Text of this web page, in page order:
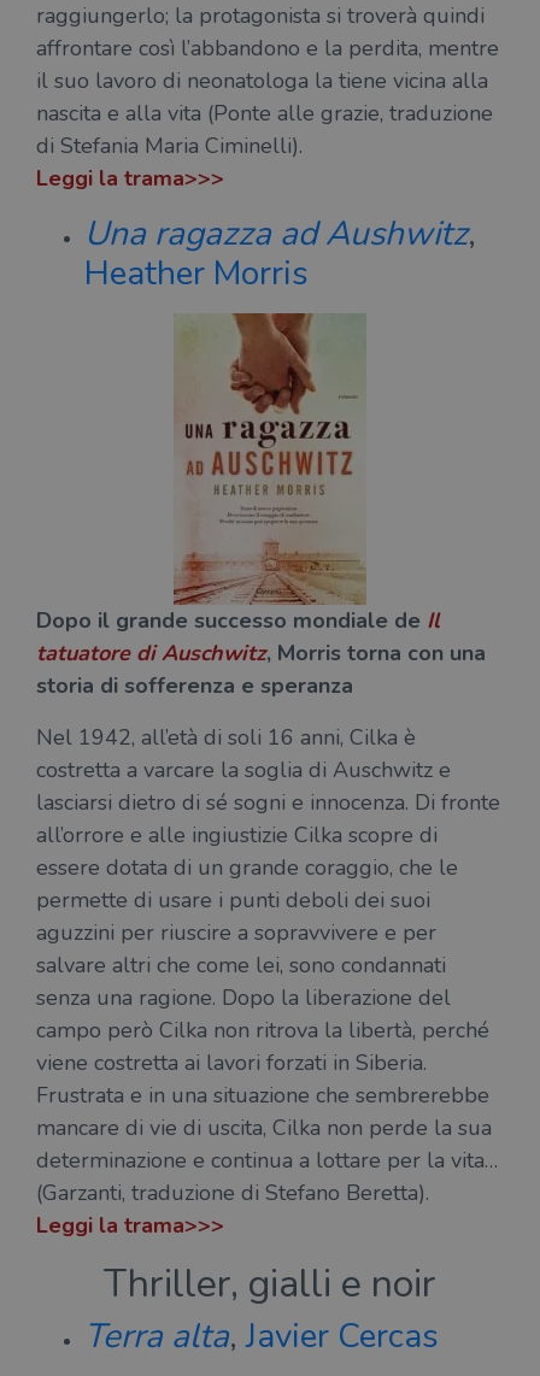
raggiungerlo; la protagonista si troverà quindi
affrontare così l’abbandono e la perdita, mentre
il suo lavoro di neonatologa la tiene vicina alla
nascita e alla vita (Ponte alle grazie, traduzione
di Stefania Maria Ciminelli).
Leggi la trama>>>
Una ragazza ad Aushwitz,
Heather Morris
Dopo il grande successo mondiale de Il
tatuatore di Auschwitz, Morris torna con una
storia di sofferenza e speranza
Nel 1942, all’età di soli 16 anni, Cilka è
costretta a varcare la soglia di Auschwitz e
lasciarsi dietro di sé sogni e innocenza. Di fronte
all’orrore e alle ingiustizie Cilka scopre di
essere dotata di un grande coraggio, che le
permette di usare i punti deboli dei suoi
aguzzini per riuscire a sopravvivere e per
salvare altri che come lei, sono condannati
senza una ragione. Dopo la liberazione del
campo però Cilka non ritrova la libertà, perché
viene costretta ai lavori forzati in Siberia.
Frustrata e in una situazione che sembrerebbe
mancare di vie di uscita, Cilka non perde la sua
determinazione e continua a lottare per la vita…
(Garzanti, traduzione di Stefano Beretta).
Leggi la trama>>>
Thriller, gialli e noir
Terra alta,Javier Cercas